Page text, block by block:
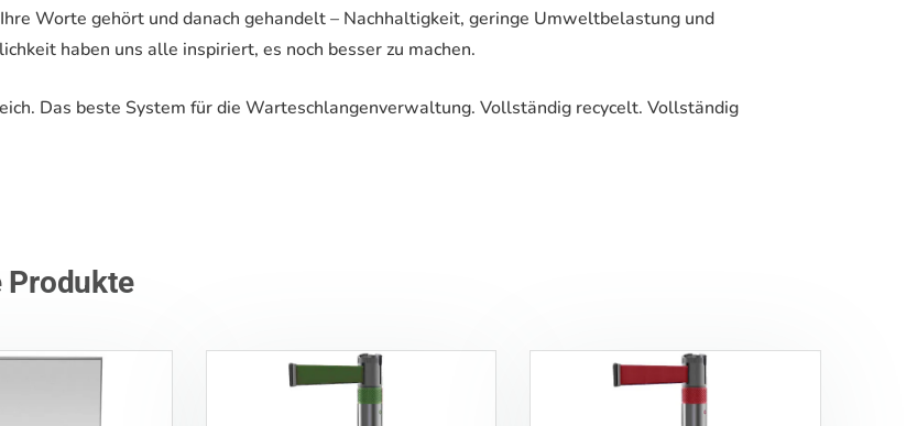
Worte gehört und danach gehandelt – Nachhaltigkeit, geringe Umweltbelastung und
haben uns alle inspiriert, es noch besser zu machen.
Das beste System für die Warteschlangenverwaltung. Vollständig recycelt. Vollständig